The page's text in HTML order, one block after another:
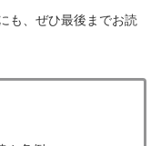
も、ぜひ最後までお読